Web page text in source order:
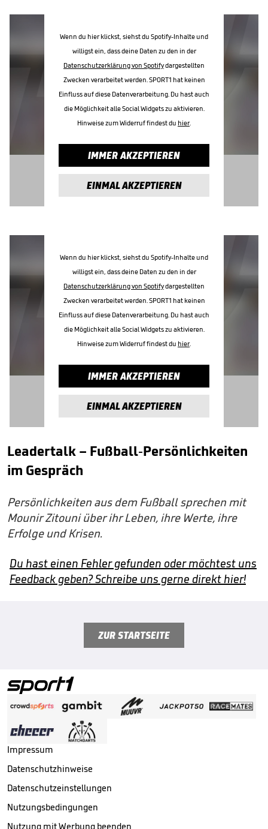
Wenn du hier klickst, siehst du Spotify-Inhalte und
willigst ein, dass deine Daten zu den in der
Datenschutzerklärung von Spotifydargestellten
Zwecken verarbeitet werden. SPORT1 hat keinen
Einfluss auf diese Datenverarbeitung. Du hast auch
die Möglichkeit alle Social Widgets zu aktivieren.
Hinweise zum Widerruf findest du hier.
IMMER AKZEPTIEREN
EINMAL AKZEPTIEREN
Wenn du hier klickst, siehst du Spotify-Inhalte und
willigst ein, dass deine Daten zu den in der
Datenschutzerklärung von Spotifydargestellten
Zwecken verarbeitet werden. SPORT1 hat keinen
Einfluss auf diese Datenverarbeitung. Du hast auch
die Möglichkeit alle Social Widgets zu aktivieren.
Hinweise zum Widerruf findest du hier.
IMMER AKZEPTIEREN
EINMAL AKZEPTIEREN
Leadertalk – Fußball-Persönlichkeiten
im Gespräch
Persönlichkeiten aus dem Fußball sprechen mit
Mounir Zitouni über ihr Leben, ihre Werte, ihre
Erfolge und Krisen.
Du hast einen Fehler gefunden oder möchtest uns
Feedback geben? Schreibe uns gerne direkt hier!
ZUR STARTSEITE
Impressum
Datenschutzhinweise
Datenschutzeinstellungen
Nutzungsbedingungen
Nutzung mit Werbung beenden